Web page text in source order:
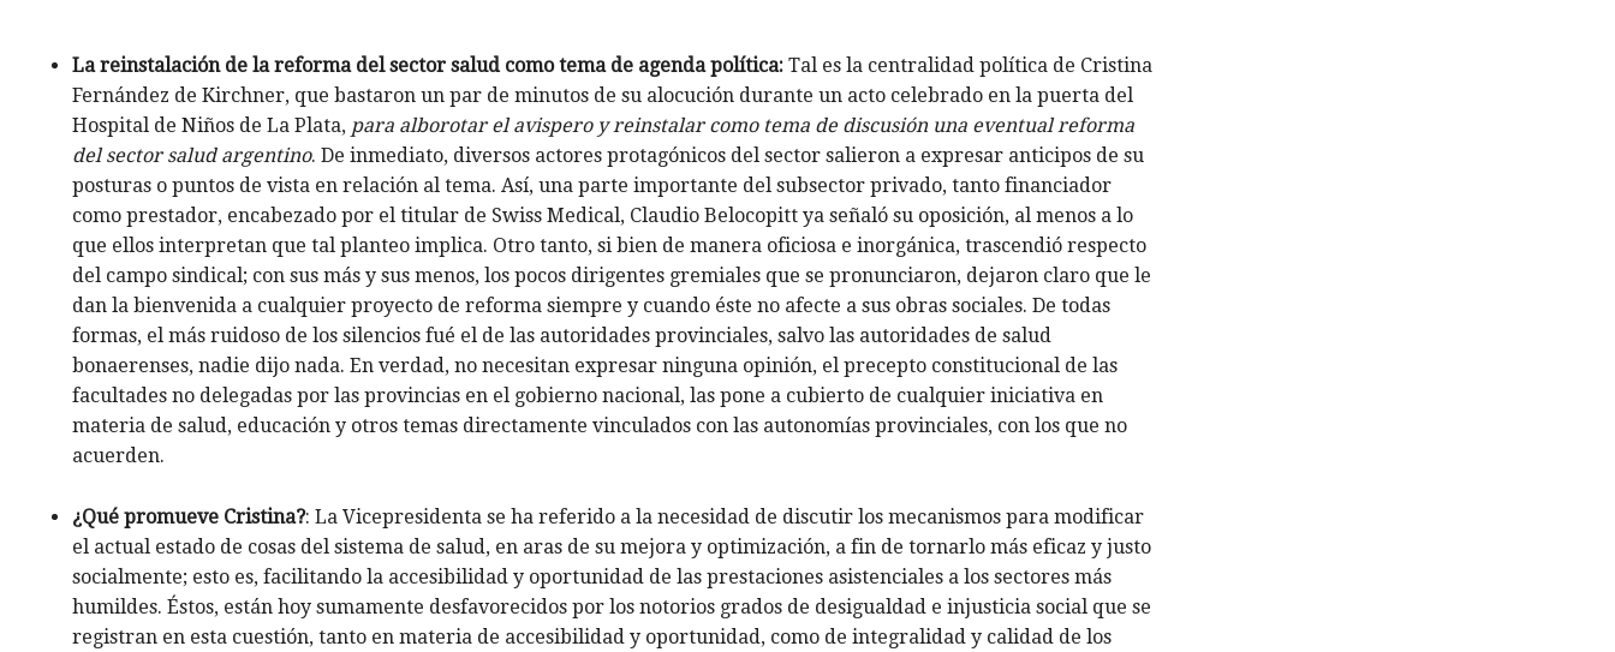
La reinstalación de la reforma del sector salud como tema de agenda política: Tal es la centralidad política de Cristina
Fernández de Kirchner, que bastaron un par de minutos de su alocución durante un acto celebrado en la puerta del
Hospital de Niños de La Plata, para alborotar el avispero y reinstalar como tema de discusión una eventual reforma
del sector salud argentino. De inmediato, diversos actores protagónicos del sector salieron a expresar anticipos de su
posturas o puntos de vista en relación al tema. Así, una parte importante del subsector privado, tanto financiador
como prestador, encabezado por el titular de Swiss Medical, Claudio Belocopitt ya señaló su oposición, al menos a lo
que ellos interpretan que tal planteo implica. Otro tanto, si bien de manera oficiosa e inorgánica, trascendió respecto
del campo sindical; con sus más y sus menos, los pocos dirigentes gremiales que se pronunciaron, dejaron claro que le
dan la bienvenida a cualquier proyecto de reforma siempre y cuando éste no afecte a sus obras sociales. De todas
formas, el más ruidoso de los silencios fué el de las autoridades provinciales, salvo las autoridades de salud
bonaerenses, nadie dijo nada. En verdad, no necesitan expresar ninguna opinión, el precepto constitucional de las
facultades no delegadas por las provincias en el gobierno nacional, las pone a cubierto de cualquier iniciativa en
materia de salud, educación y otros temas directamente vinculados con las autonomías provinciales, con los que no
acuerden.
¿Qué promueve Cristina?: La Vicepresidenta se ha referido a la necesidad de discutir los mecanismos para modificar
el actual estado de cosas del sistema de salud, en aras de su mejora y optimización, a fin de tornarlo más eficaz y justo
socialmente; esto es, facilitando la accesibilidad y oportunidad de las prestaciones asistenciales a los sectores más
humildes. Éstos, están hoy sumamente desfavorecidos por los notorios grados de desigualdad e injusticia social que se
registran en esta cuestión, tanto en materia de accesibilidad y oportunidad, como de integralidad y calidad de los